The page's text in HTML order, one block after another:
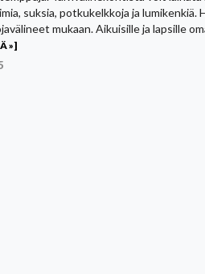
suksia, potkukelkkoja ja lumikenkiä.
mukaan. Aikuisille ja lapsille
»]